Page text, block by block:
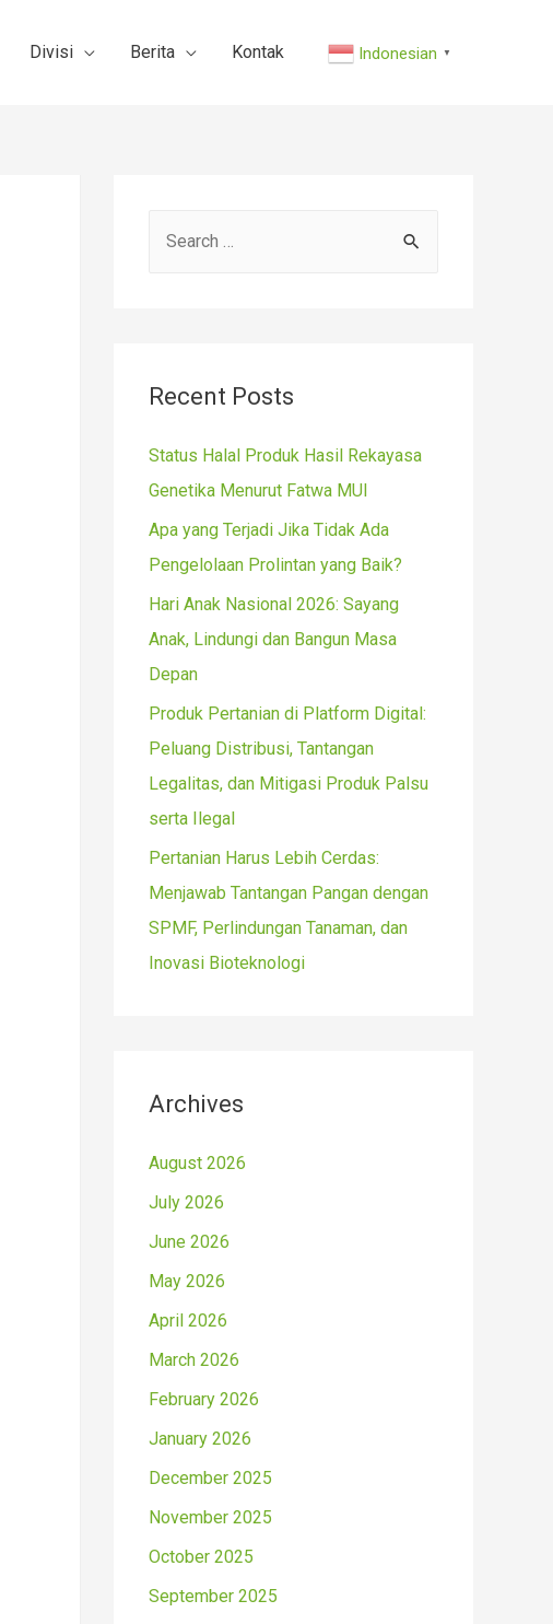
Divisi Berita Kontak Indonesian ▼
h
:
Recent Posts
Status Halal Produk Hasil Rekayasa
Genetika Menurut Fatwa MUI
Apa yang Terjadi Jika Tidak Ada
Pengelolaan Prolintan yang Baik?
Hari Anak Nasional 2026: Sayang
Anak, Lindungi dan Bangun Masa
Depan
Produk Pertanian di Platform Digital:
Peluang Distribusi, Tantangan
Legalitas, dan Mitigasi Produk Palsu
serta Ilegal
Pertanian Harus Lebih Cerdas:
Menjawab Tantangan Pangan dengan
SPMF, Perlindungan Tanaman, dan
Inovasi Bioteknologi
Archives
August 2026
July 2026
June 2026
May 2026
April 2026
March 2026
February 2026
January 2026
December 2025
November 2025
October 2025
September 2025